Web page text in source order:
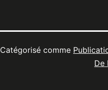
Catégorisé comme
De